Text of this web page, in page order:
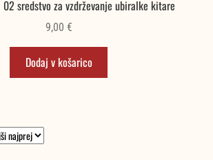
02 sredstvo za vzdrževanje ubiralke kitare
9,00 €
Dodaj v košarico